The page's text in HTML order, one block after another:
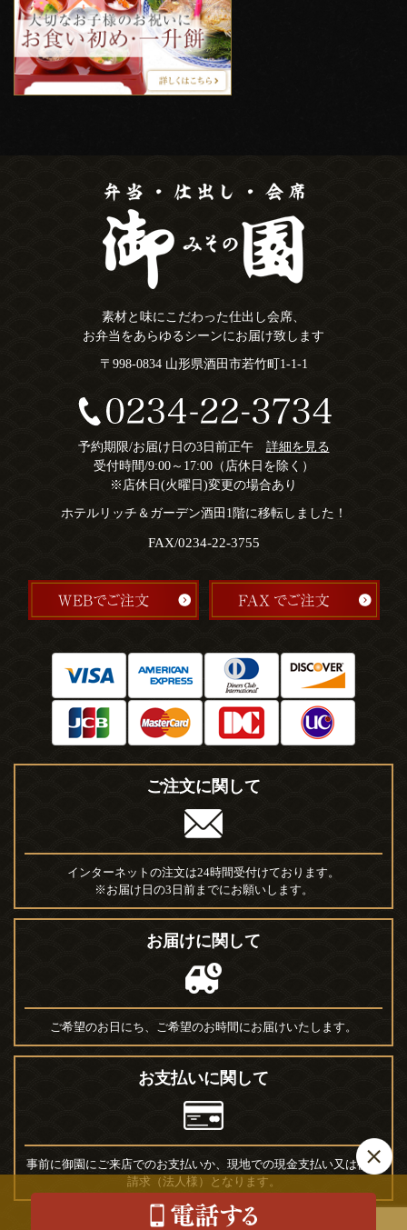
素材と味にこだわった仕出し会席、
お弁当をあらゆるシーンにお届け致します
〒998-0834 山形県酒田市若竹町1-1-1
予約期限/お届け日の3日前正午 詳細を見る
受付時間/9:00～17:00（店休日を除く）
※店休日(火曜日)変更の場合あり
ホテルリッチ＆ガーデン酒田1階に移転しました！
FAX/0234-22-3755
ご注文に関して
インターネットの注文は24時間受付けております。
※お届け日の3日前までにお願いします。
お届けに関して
ご希望のお日にち、ご希望のお時間にお届けいたします。
お支払いに関して
事前に御園にご来店でのお支払いか、現地での現金支払い又は後日
請求（法人様）となります。